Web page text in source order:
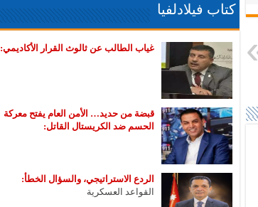
كتاب فيلادلفيا
غياب الطالب عن ثالوث القرار الأكاديمي:
قبضة من حديد… الأمن العام يفتح معركة
الحسم ضد الكريستال القاتل:
الردع الاستراتيجي، والسؤال الخطأ:
القواعد العسكرية